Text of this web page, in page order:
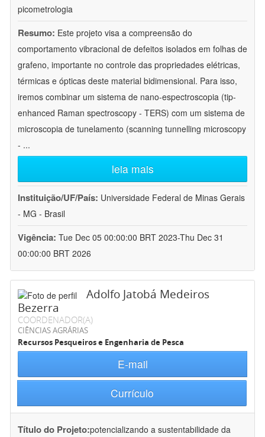
picometrologia
Resumo: Este projeto visa a compreensão do
comportamento vibracional de defeitos isolados em folhas de
grafeno, importante no controle das propriedades elétricas,
térmicas e ópticas deste material bidimensional. Para isso,
iremos combinar um sistema de nano-espectroscopia (tip-
enhanced Raman spectroscopy - TERS) com um sistema de
microscopia de tunelamento (scanning tunnelling microscopy
- ...
leia mais
Instituição/UF/País: Universidade Federal de Minas Gerais
- MG - Brasil
Vigência: Tue Dec 05 00:00:00 BRT 2023-Thu Dec 31
00:00:00 BRT 2026
Adolfo Jatobá Medeiros
Bezerra
COORDENADOR(A)
CIÊNCIAS AGRÁRIAS
Recursos Pesqueiros e Engenharia de Pesca
E-mail
Currículo
Título do Projeto:potencializando a sustentabilidade da